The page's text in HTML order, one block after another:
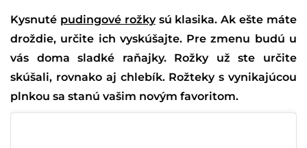
Kysnuté pudingové rožkysú klasika. Ak ešte máte
droždie, určite ich vyskúšajte. Pre zmenu budú u
vás doma sladké raňajky. Rožky už ste určite
skúšali, rovnako aj chlebík. Rožteky s vynikajúcou
plnkou sa stanú vašim novým favoritom.